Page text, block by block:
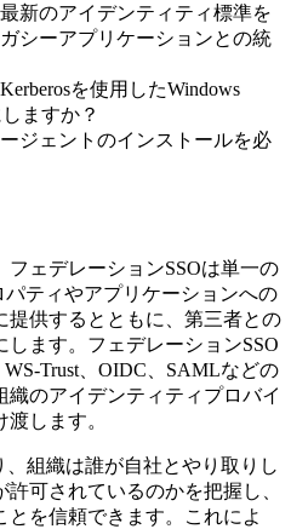
新のアイデンティティ標準を
シーアプリケーションとの統
を使用したWindows
ますか？
ジェントのインストールを必
ェデレーションSSOは単一の
ティやアプリケーションへの
提供するとともに、第三者との
ます。フェデレーションSSO
WS-Trust、OIDC、SAMLなどの
のアイデンティティプロバイ
します。
組織は誰が自社とやり取りし
可されているのかを把握し、
を信頼できます。これによ